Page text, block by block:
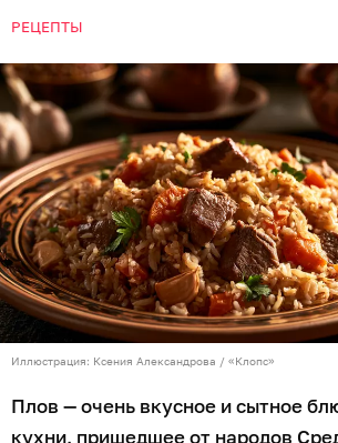
РЕЦЕПТЫ
Иллюстрация: Ксения Александрова / «Клопс»
Плов — очень вкусное и сытное
кухни, пришедшее от народов